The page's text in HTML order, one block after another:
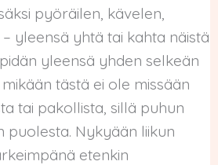
pyöräilen, kävelen,
yleensä yhtä tai kahta näistä
yleensä yhden selkeän
tästä ei ole missään
tai pakollista, sillä puhun
puolesta. Nykyään liikun
etenkin